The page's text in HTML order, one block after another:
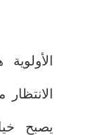
يصبح